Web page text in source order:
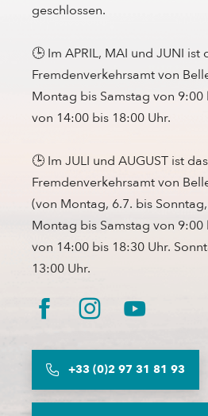
geschlossen.
🕒 Im APRIL, MAI und JUNI ist
Fremdenverkehrsamt von
Montag bis Samstag von 9:00
von 14:00 bis 18:00 Uhr.
🕒 Im JULI und AUGUST ist das
Fremdenverkehrsamt von
(von Montag, 6.7. bis
Montag bis Samstag von 9:00
von 14:00 bis 18:30 Uhr.
13:00 Uhr.
+33 (0)2 97 31 81 93